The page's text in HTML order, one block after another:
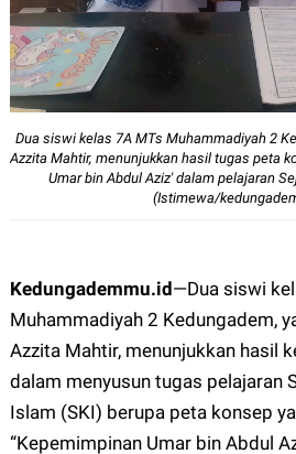
Dua siswi kelas 7A MTs Muhammadiyah 2
Azzita Mahtir, menunjukkan hasil tugas peta
Umar bin Abdul Aziz' dalam pelajaran
(Istimewa/
Kedungademmu.id—Dua siswi
Muhammadiyah 2 Kedungadem,
Azzita Mahtir, menunjukkan hasil
dalam menyusun tugas pelajaran
Islam (SKI) berupa peta konsep
“Kepemimpinan Umar bin Abdul